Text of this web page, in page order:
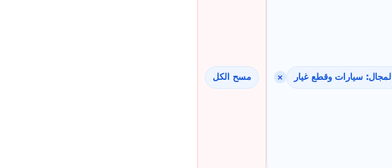
المجال: سيارات وقطع غيار × مسح الكل